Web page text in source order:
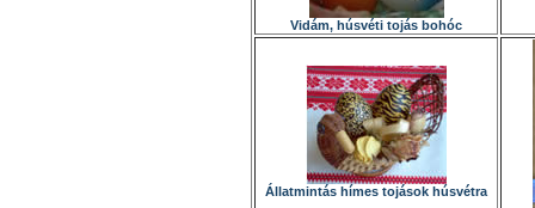
Vidám, húsvéti tojás bohóc
Állatmintás hímes tojások húsvétra